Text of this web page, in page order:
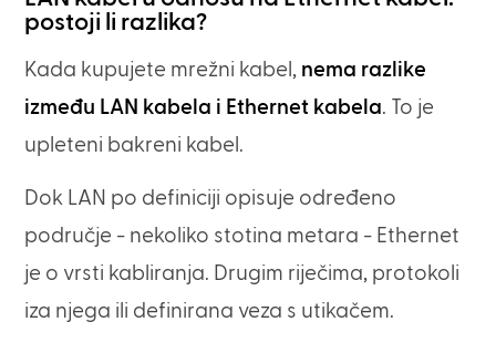
postoji li razlika?
Kada kupujete mrežni kabel, nema razlike
između LAN kabela i Ethernet kabela. To je
upleteni bakreni kabel.
Dok LAN po definiciji opisuje određeno
područje - nekoliko stotina metara - Ethernet
je o vrsti kabliranja. Drugim riječima, protokoli
iza njega ili definirana veza s utikačem.